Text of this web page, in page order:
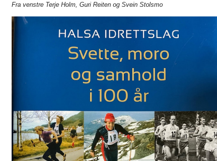
Fra venstre Terje Holm, Guri Reiten og Svein Stolsmo